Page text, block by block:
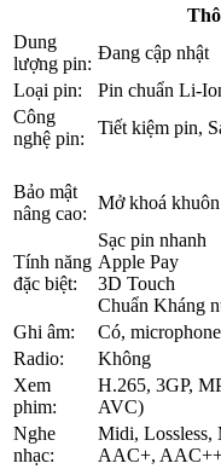
Dung
lượng pin:
Đang cập nhật
Loại pin:
Pin chuẩn Li-
Công
nghệ pin:
Tiết kiệm pin,
Bảo mật
nâng cao:
Mở khoá
Tính năng
đặc biệt:
Sạc pin nhanh
Apple Pay
3D Touch
Chuẩn Kháng
Ghi âm:
Có,
Radio:
Không
Xem
phim:
H.265, 3GP,
AVC)
Nghe
nhạc:
Midi,
AAC+,